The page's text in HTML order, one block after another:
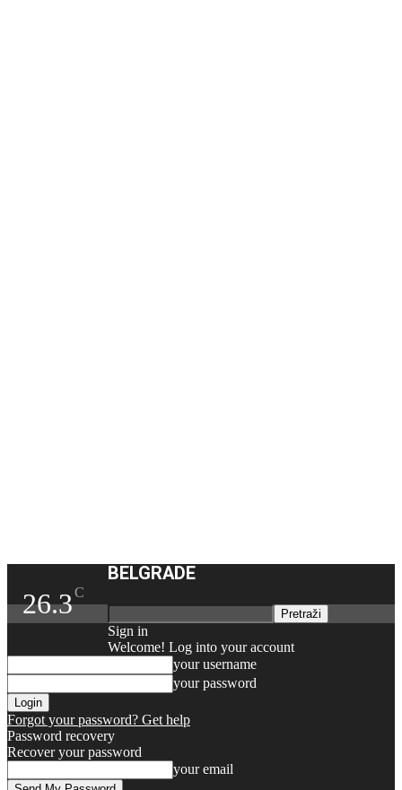
26.3C
BELGRADE
Sign in
Welcome! Log into your account
your username
your password
Forgot your password? Get help
Password recovery
Recover your password
your email